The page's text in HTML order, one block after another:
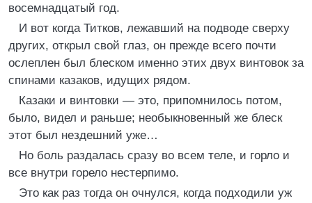
восемнадцатый год.
И вот когда Титков, лежавший на подводе сверху
других, открыл свой глаз, он прежде всего почти
ослеплен был блеском именно этих двух винтовок за
спинами казаков, идущих рядом.
Казаки и винтовки — это, припомнилось потом,
было, видел и раньше; необыкновенный же блеск
этот был нездешний уже…
Но боль раздалась сразу во всем теле, и горло и
все внутри горело нестерпимо.
Это как раз тогда он очнулся, когда подходили уж